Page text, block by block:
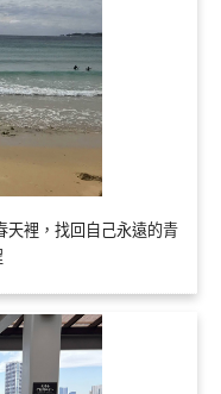
天裡，找回自己永遠的青